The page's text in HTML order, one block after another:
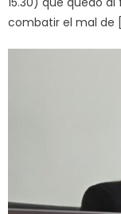
combatir el mal de